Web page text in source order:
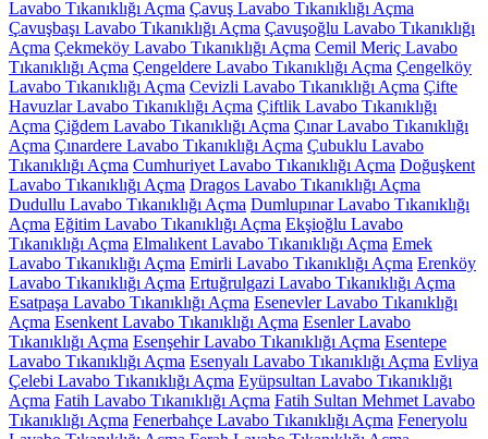
Lavabo Tıkanıklığı Açma Çavuş Lavabo Tıkanıklığı Açma
Çavuşbaşı Lavabo Tıkanıklığı Açma Çavuşoğlu Lavabo Tıkanıklığı
Açma Çekmeköy Lavabo Tıkanıklığı Açma Cemil Meriç Lavabo
Tıkanıklığı Açma Çengeldere Lavabo Tıkanıklığı Açma Çengelköy
Lavabo Tıkanıklığı Açma Cevizli Lavabo Tıkanıklığı Açma Çifte
Havuzlar Lavabo Tıkanıklığı Açma Çiftlik Lavabo Tıkanıklığı
Açma Çiğdem Lavabo Tıkanıklığı Açma Çınar Lavabo Tıkanıklığı
Açma Çınardere Lavabo Tıkanıklığı Açma Çubuklu Lavabo
Tıkanıklığı Açma Cumhuriyet Lavabo Tıkanıklığı Açma Doğuşkent
Lavabo Tıkanıklığı Açma Dragos Lavabo Tıkanıklığı Açma
Dudullu Lavabo Tıkanıklığı Açma Dumlupınar Lavabo Tıkanıklığı
Açma Eğitim Lavabo Tıkanıklığı Açma Ekşioğlu Lavabo
Tıkanıklığı Açma Elmalıkent Lavabo Tıkanıklığı Açma Emek
Lavabo Tıkanıklığı Açma Emirli Lavabo Tıkanıklığı Açma Erenköy
Lavabo Tıkanıklığı Açma Ertuğrulgazi Lavabo Tıkanıklığı Açma
Esatpaşa Lavabo Tıkanıklığı Açma Esenevler Lavabo Tıkanıklığı
Açma Esenkent Lavabo Tıkanıklığı Açma Esenler Lavabo
Tıkanıklığı Açma Esenşehir Lavabo Tıkanıklığı Açma Esentepe
Lavabo Tıkanıklığı Açma Esenyalı Lavabo Tıkanıklığı Açma Evliya
Çelebi Lavabo Tıkanıklığı Açma Eyüpsultan Lavabo Tıkanıklığı
Açma Fatih Lavabo Tıkanıklığı Açma Fatih Sultan Mehmet Lavabo
Tıkanıklığı Açma Fenerbahçe Lavabo Tıkanıklığı Açma Feneryolu